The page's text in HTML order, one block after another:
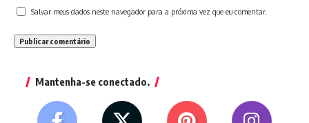
Salvar meus dados neste navegador para a próxima vez que eu comentar.
Mantenha-se conectado.